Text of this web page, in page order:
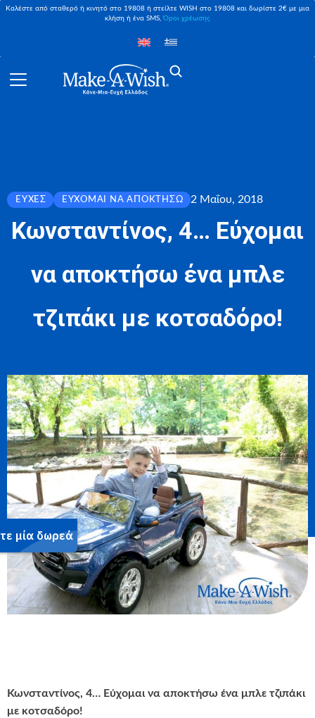
Καλέστε από σταθερό ή κινητό στο 19808 ή στείλτε WISH στο 19808 και δωρίστε 2€ με μια
κλήση ή ένα SMS,Όροι χρέωσης
ΕΥΧΈΣ ΕΎΧΟΜΑΙ ΝΑ ΑΠΟΚΤΉΣΩ 2 Μαΐου, 2018
Κωνσταντίνος, 4… Εύχομαι
να αποκτήσω ένα μπλε
τζιπάκι με κοτσαδόρο!
Κωνσταντίνος, 4… Εύχομαι να αποκτήσω ένα μπλε τζιπάκι
με κοτσαδόρο!